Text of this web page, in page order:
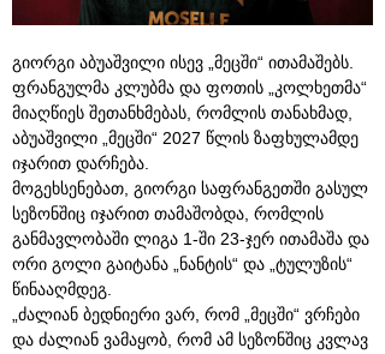
გიორგი აბუაშვილი ისევ „მეცში“ ითამაშებს.
ფრანგულმა კლუბმა და ფოთის „კოლხეთმა“
მიაღწიეს შეთანხმებას, რომლის თანახმად,
აბუაშვილი „მეცში“ 2027 წლის ზაფხულამდე
იჯარით დარჩება.
მოგეხსენებათ, გიორგი საფრანგეთში გასულ
სეზონშიც იჯარით თამაშობდა, რომლის
განმავლობაში ლიგა 1-ში 23-ჯერ ითამაშა და
ორი გოლი გაიტანა „ნანტის“ და „ტულუზის“
წინააღმდეგ.
„ძალიან ბედნიერი ვარ, რომ „მეცში“ ვრჩები
და ძალიან ვამაყობ, რომ ამ სეზონშიც კვლავ